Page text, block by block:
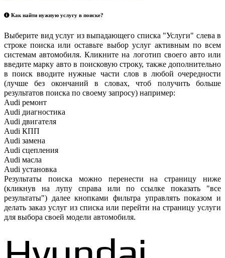
Как найти нужную услугу в поиске?
Выберите вид услуг из выпадающего списка "Услуги" слева в
строке поиска или оставьте выбор услуг активным по всем
системам автомобиля. Кликните на логотип своего авто или
введите марку авто в поисковую строку, также дополнительно
в поиск вводите нужные части слов в любой очередности
(лучше без окончаний в словах, чтоб получить больше
результатов поиска по своему запросу) например:
Audi ремонт
Audi диагностика
Audi двигателя
Audi КПП
Audi замена
Audi сцепления
Audi масла
Audi установка
Результаты поиска можно перенести на страницу ниже
(кликнув на лупу справа или по ссылке показать "все
результаты") далее кнопками фильтра управлять показом и
делать заказ услуг из списка или перейти на страницу услуги
для выбора своей модели автомобиля.